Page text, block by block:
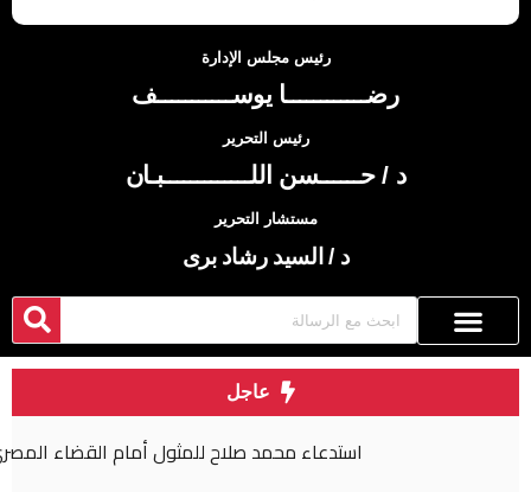
رئيس مجلس الإدارة
رضــــــــــــا يوســـــــــــف
رئيس التحرير
د / حــــــسن اللـــــــــــــبـان
مستشار التحرير
د / السيد رشاد برى
عاجل
استدعاء محمد صلاح للمثول أمام القضاء المصري